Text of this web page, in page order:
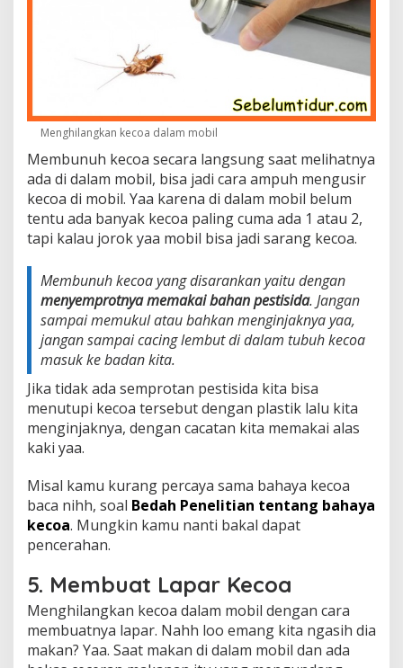
Menghilangkan kecoa dalam mobil
Membunuh kecoa secara langsung saat melihatnya
ada di dalam mobil, bisa jadi cara ampuh mengusir
kecoa di mobil. Yaa karena di dalam mobil belum
tentu ada banyak kecoa paling cuma ada 1 atau 2,
tapi kalau jorok yaa mobil bisa jadi sarang kecoa.
Membunuh kecoa yang disarankan yaitu dengan
menyemprotnya memakai bahan pestisida. Jangan
sampai memukul atau bahkan menginjaknya yaa,
jangan sampai cacing lembut di dalam tubuh kecoa
masuk ke badan kita.
Jika tidak ada semprotan pestisida kita bisa
menutupi kecoa tersebut dengan plastik lalu kita
menginjaknya, dengan cacatan kita memakai alas
kaki yaa.
Misal kamu kurang percaya sama bahaya kecoa
baca nihh, soal Bedah Penelitian tentang bahaya
kecoa. Mungkin kamu nanti bakal dapat
pencerahan.
5. Membuat Lapar Kecoa
Menghilangkan kecoa dalam mobil dengan cara
membuatnya lapar. Nahh loo emang kita ngasih dia
makan? Yaa. Saat makan di dalam mobil dan ada